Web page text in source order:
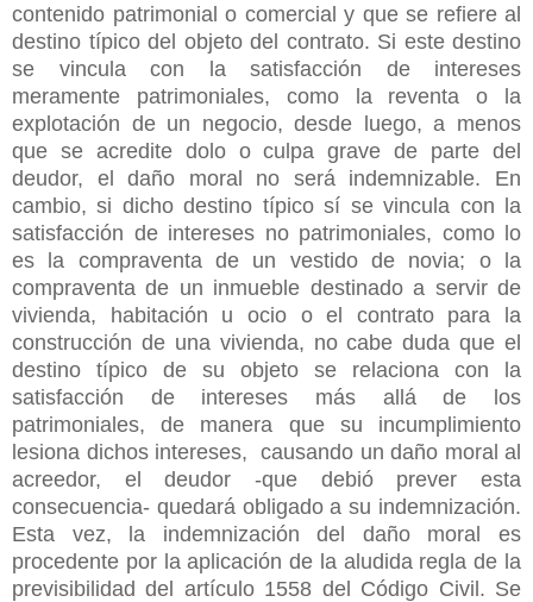
contenido patrimonial o comercial y que se refiere al
destino típico del objeto del contrato. Si este destino
se vincula con la satisfacción de intereses
meramente patrimoniales, como la reventa o la
explotación de un negocio, desde luego, a menos
que se acredite dolo o culpa grave de parte del
deudor, el daño moral no será indemnizable. En
cambio, si dicho destino típico sí se vincula con la
satisfacción de intereses no patrimoniales, como lo
es la compraventa de un vestido de novia; o la
compraventa de un inmueble destinado a servir de
vivienda, habitación u ocio o el contrato para la
construcción de una vivienda, no cabe duda que el
destino típico de su objeto se relaciona con la
satisfacción de intereses más allá de los
patrimoniales, de manera que su incumplimiento
lesiona dichos intereses, causando un daño moral al
acreedor, el deudor -que debió prever esta
consecuencia- quedará obligado a su indemnización.
Esta vez, la indemnización del daño moral es
procedente por la aplicación de la aludida regla de la
previsibilidad del artículo 1558 del Código Civil. Se